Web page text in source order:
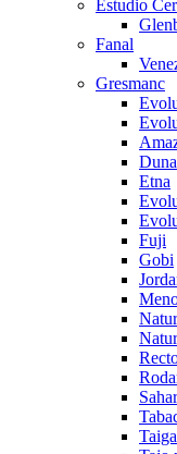
Estudio
Fanal
Gresmanc
Duna
Etna
Fuji
Gobi
Taiga